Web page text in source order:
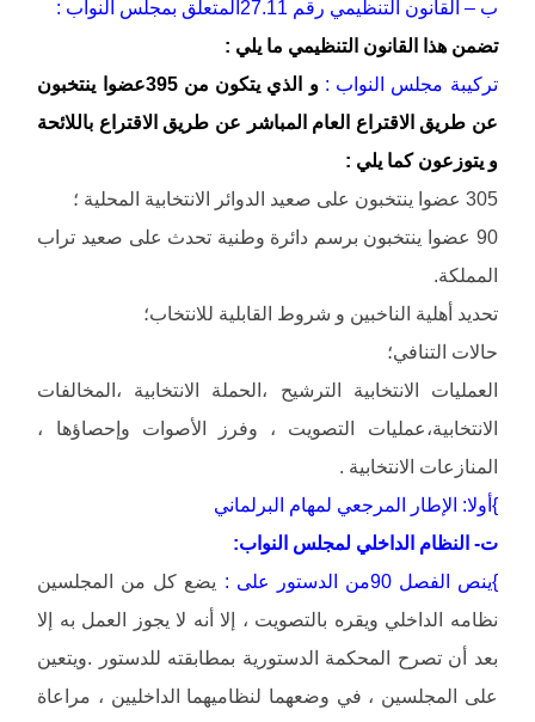
ب – القانون التنظيمي رقم 27.11المتعلق بمجلس النواب :
تضمن هذا القانون التنظيمي ما يلي :
تركيبة مجلس النواب :
و الذي يتكون من 395عضوا ينتخبون
عن طريق الاقتراع العام المباشر عن طريق الاقتراع باللائحة
و يتوزعون كما يلي :
305 عضوا ينتخبون على صعيد الدوائر الانتخابية المحلية ؛
90 عضوا ينتخبون برسم دائرة وطنية تحدث على صعيد تراب
المملكة.
تحديد أهلية الناخبين و شروط القابلية للانتخاب؛
حالات التنافي؛
العمليات الانتخابية الترشيح ،الحملة الانتخابية ،المخالفات
الانتخابية،عمليات التصويت ، وفرز الأصوات وإحصاؤها ،
المنازعات الانتخابية .
}أولا: الإطار المرجعي لمهام البرلماني
ت- النظام الداخلي لمجلس النواب:
}ينص الفصل 90من الدستور على :
يضع كل من المجلسين
نظامه الداخلي ويقره بالتصويت ، إلا أنه لا يجوز العمل به إلا
بعد أن تصرح المحكمة الدستورية بمطابقته للدستور .ويتعين
على المجلسين ، في وضعهما لنظاميهما الداخليين ، مراعاة